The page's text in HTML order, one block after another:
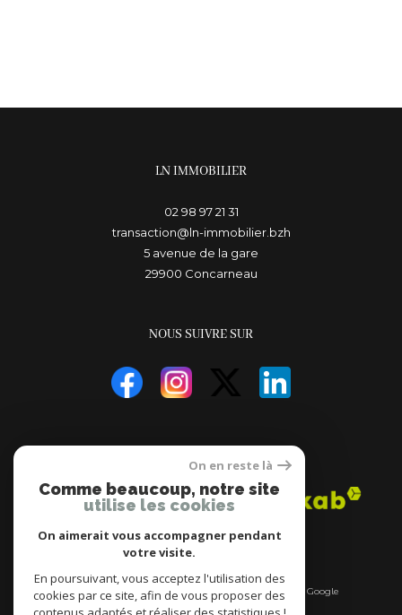
LN IMMOBILIER
02 98 97 21 31
transaction@ln-immobilier.bzh
5 avenue de la gare
29900
concarneau
NOUS SUIVRE SUR
ADHÉRENTS
© 2026 | Tous droits réservés | Traduction powered by Google
On en reste là
Comme beaucoup, notre site
utilise les cookies
On aimerait vous accompagner pendant
votre visite.
En poursuivant, vous acceptez l'utilisation des
cookies par ce site, afin de vous proposer des